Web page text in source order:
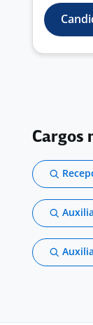
Cargos